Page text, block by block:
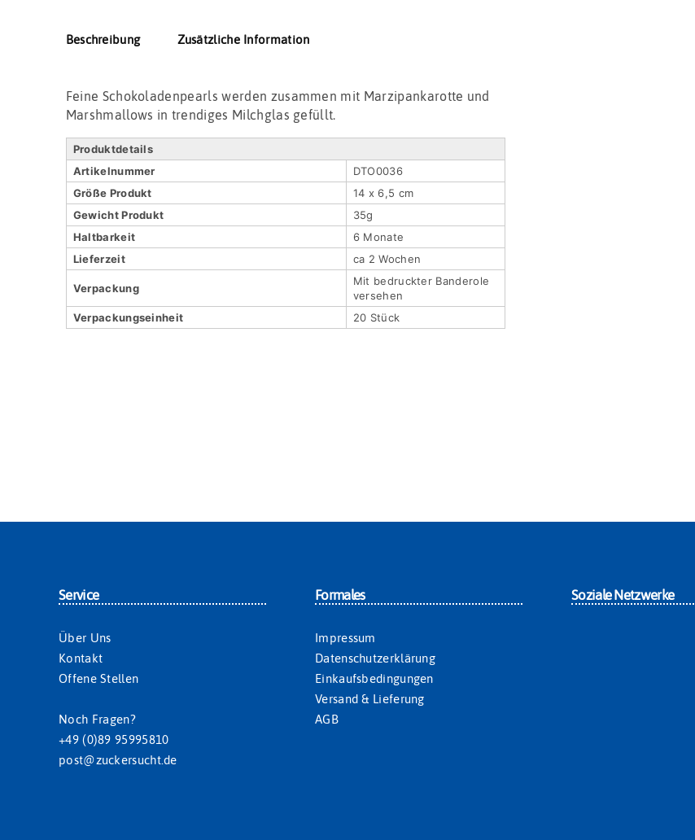
Beschreibung Zusätzliche Information
Feine Schokoladenpearls werden zusammen mit Marzipankarotte und
Marshmallows in trendiges Milchglas gefüllt.
Produktdetails
Artikel­nummer
DTO0036
Größe Produkt
14 x 6,5 cm
Gewicht Produkt
35g
Haltbar­keit
6 Monate
Lieferzeit
ca 2 Wochen
Verpackung
Mit bedruckter Banderole
versehen
Verpackungs­einheit
20 Stück
Service
Über Uns
Kontakt
Offene Stellen
Noch Fragen?
+49 (0)89 95995810
post@zuckersucht.de
Formales
Impressum
Datenschutzerklärung
Einkaufsbedingungen
Versand & Lieferung
AGB
Soziale Netzwerke